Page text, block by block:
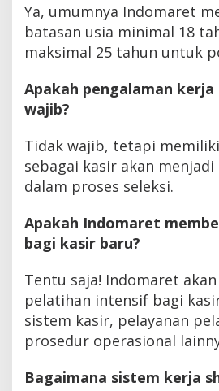
Ya, umumnya Indomaret
batasan usia minimal 18
maksimal 25 tahun untuk
Apakah pengalaman
wajib?
Tidak wajib, tetapi
sebagai kasir akan
dalam proses seleksi.
Apakah Indomaret
bagi kasir baru?
Tentu saja! Indomaret
pelatihan intensif bagi
sistem kasir, pelayanan
prosedur operasional
Bagaimana sistem kerja